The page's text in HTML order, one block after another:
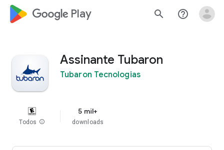
google_logo Play search help_outline
Assinante Tubaron
Tubaron Tecnologias
Todos info
5 mil+
downloads